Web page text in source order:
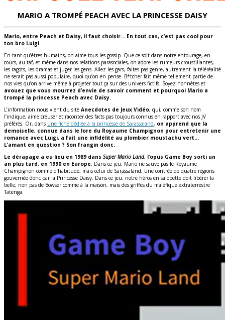
MARIO A TROMPÉ PEACH AVEC LA PRINCESSE DAISY
Mario, entre Peach et Daisy, il faut choisir… En tout cas, c’est pas cool pour
ton bro Luigi.
En tant qu’êtres humains, on aime tous les gossip. Que ce soit dans notre entourage, en
cours, au taf, et même dans nos relations parasociales, on adore les rumeurs croustillantes,
les ragots, les dramas et juger les gens. Allez les gars, faites pas genre, autrement la téléréalité
ne serait pas aussi populaire, quoi qu’on en pense. B*tcher fait même tellement partie de
nos vies qu’on arrive même à projeter tout ça sur des univers fictifs. Soyez honnêtes et
avouez que vous mourrez d’envie de savoir comment et pourquoi Mario a
trompé la princesse Peach avec Daisy.
L’information nous vient du site Anecdotes de Jeux Vidéo, qui, comme son nom
l’indique, aime creuser et raconter des facts pas toujours connus en rapport avec nos JV
préférés. Or, dans une fiche dédiée à la princesse de Sarassaland, on apprend que la
demoiselle, connue dans le lore du Royaume Champignon pour entretenir une
romance avec Luigi, a fait une infidélité au plombier moustachu vert…
L’amant en question ? Son frangin donc.
Le dérapage a eu lieu en 1989 dans Super Mario Land, l’opus Game Boy sorti un
an plus tard, en 1990 en Europe . Dans ce jeu, Mario ne sauve pas le Royaume
Champignon comme d’habitude, mais celui de Sarassaland, une contrée de quatre régions
gouvernée donc par la Princesse Daisy. Dans ce jeu, notre héros en salopette doit libérer la
belle, non pas de Bowser comme à la maison, mais des griffes du maléfique extraterrestre
Tatenga.